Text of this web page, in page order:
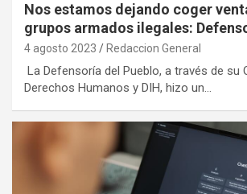
Nos estamos dejando coger
grupos armados ilegales:
4 agosto 2023 Redaccion General
La Defensoría del Pueblo, a través de su
Derechos Humanos y DIH, hizo un…